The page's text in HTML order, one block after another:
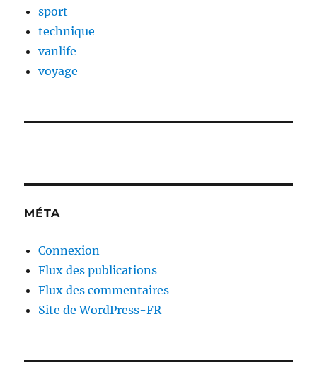
sport
technique
vanlife
voyage
MÉTA
Connexion
Flux des publications
Flux des commentaires
Site de WordPress-FR